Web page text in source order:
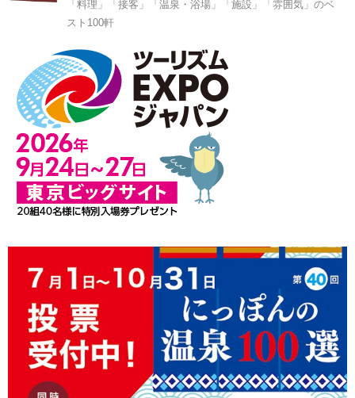
「料理」「接客」「温泉・浴場」「施設」「雰囲気」のベ
スト100軒